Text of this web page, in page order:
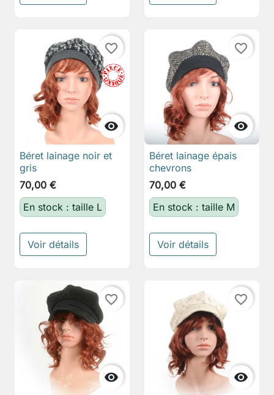

favorite_border
Béret lainage noir et
gris
70,00 €
En stock : taille L
Voir détails

favorite_border
Béret lainage épais
chevrons
70,00 €
En stock : taille M
Voir détails

favorite_border

favorite_border